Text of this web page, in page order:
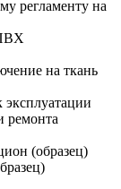
регламенту на
на ткань
эксплуатации
ремонта
(образец)